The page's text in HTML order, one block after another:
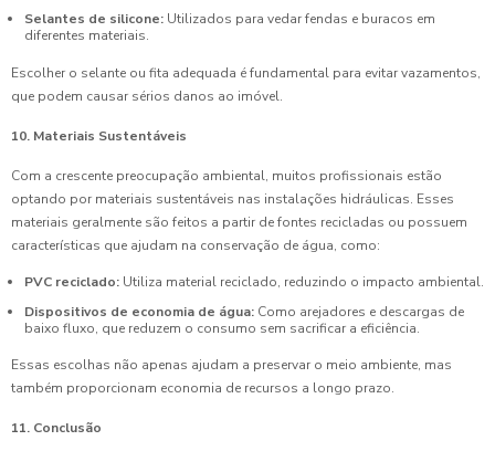
Selantes de silicone: Utilizados para vedar fendas e buracos em
diferentes materiais.
Escolher o selante ou fita adequada é fundamental para evitar vazamentos,
que podem causar sérios danos ao imóvel.
10. Materiais Sustentáveis
Com a crescente preocupação ambiental, muitos profissionais estão
optando por materiais sustentáveis nas instalações hidráulicas. Esses
materiais geralmente são feitos a partir de fontes recicladas ou possuem
características que ajudam na conservação de água, como:
PVC reciclado: Utiliza material reciclado, reduzindo o impacto ambiental.
Dispositivos de economia de água: Como arejadores e descargas de
baixo fluxo, que reduzem o consumo sem sacrificar a eficiência.
Essas escolhas não apenas ajudam a preservar o meio ambiente, mas
também proporcionam economia de recursos a longo prazo.
11. Conclusão